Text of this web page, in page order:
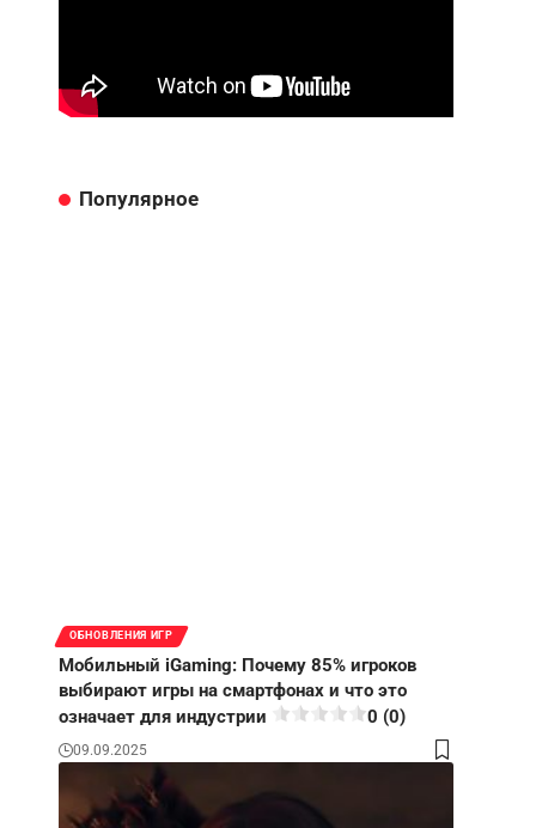
Популярное
ОБНОВЛЕНИЯ ИГР
Мобильный iGaming: Почему 85% игроков
выбирают игры на смартфонах и что это
означает для индустрии
0 (0)
09.09.2025